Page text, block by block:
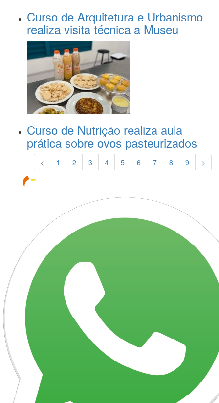
Curso de Arquitetura e Urbanismo
realiza visita técnica a Museu
Curso de Nutrição realiza aula
prática sobre ovos pasteurizados
< 1 2 3 4 5 6 7 8 9 >